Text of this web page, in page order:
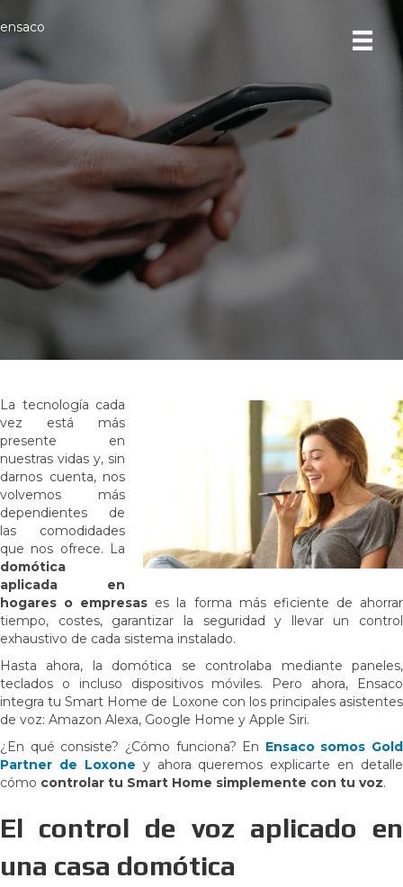
ensaco
Domótica por voz: cómo
funciona
La tecnología cada
vez está más
presente en
nuestras vidas y, sin
darnos cuenta, nos
volvemos más
dependientes de
las comodidades
que nos ofrece. La
domótica
aplicada en
hogares o empresas es la forma más eficiente de ahorrar
tiempo, costes, garantizar la seguridad y llevar un control
exhaustivo de cada sistema instalado.
Hasta ahora, la domótica se controlaba mediante paneles,
teclados o incluso dispositivos móviles. Pero ahora, Ensaco
integra tu Smart Home de Loxone con los principales asistentes
de voz: Amazon Alexa, Google Home y Apple Siri.
¿En qué consiste? ¿Cómo funciona? En Ensaco somos Gold
Partner de Loxone y ahora queremos explicarte en detalle
cómo controlar tu Smart Home simplemente con tu voz.
El control de voz aplicado en
una casa domótica